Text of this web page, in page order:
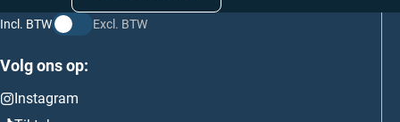
Incl. BTW Excl. BTW
Volg ons op:
Instagram